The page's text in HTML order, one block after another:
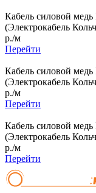
Кабель силовой
(Электрокабель
р./м
Перейти
Кабель силовой
(Электрокабель
р./м
Перейти
Кабель силовой
(Электрокабель
р./м
Перейти